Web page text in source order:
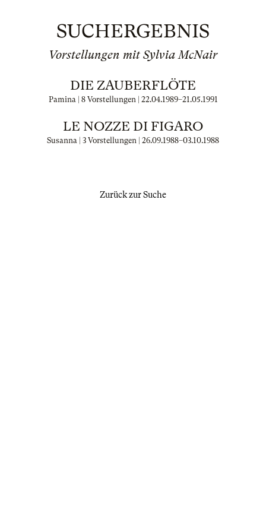
SUCHERGEBNIS
Vorstellungen mit Sylvia McNair
DIE ZAUBERFLÖTE
Pamina | 8 Vorstellungen | 22.04.1989–21.05.1991
LE NOZZE DI FIGARO
Susanna | 3 Vorstellungen | 26.09.1988–03.10.1988
Zurück zur Suche